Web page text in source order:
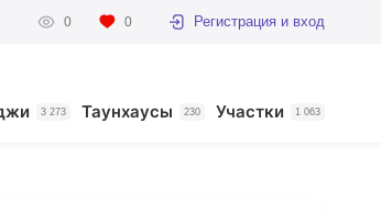
0 0 Регистрация и вход
3 273 Таунхаусы 230 Участки 1 063